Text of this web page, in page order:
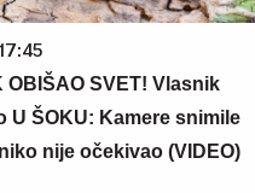
OBIŠAO SVET! Vlasnik
U ŠOKU: Kamere snimile
nije očekivao (VIDEO)